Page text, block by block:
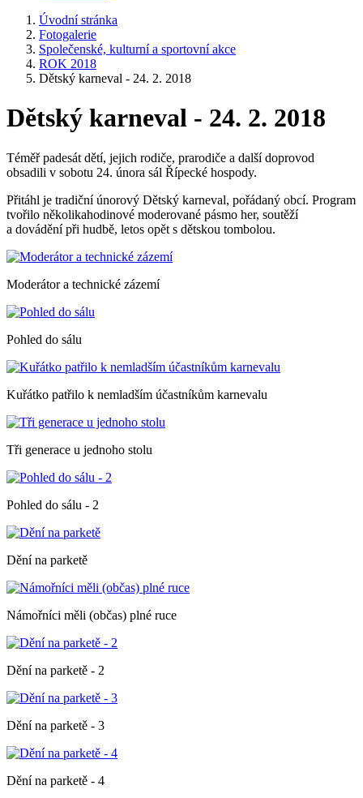
Úvodní stránka
Fotogalerie
Společenské, kulturní a sportovní akce
ROK 2018
Dětský karneval - 24. 2. 2018
Dětský karneval - 24. 2. 2018
Téměř padesát dětí, jejich rodiče, prarodiče a další doprovod
obsadili v sobotu 24. února sál Řípecké hospody.
Přitáhl je tradiční únorový Dětský karneval, pořádaný obcí. Program
tvořilo několikahodinové moderované pásmo her, soutěží
a dovádění při hudbě, letos opět s dětskou tombolou.
Moderátor a technické zázemí
Pohled do sálu
Kuřátko patřilo k nemladším účastníkům karnevalu
Tři generace u jednoho stolu
Pohled do sálu - 2
Dění na parketě
Námořníci měli (občas) plné ruce
Dění na parketě - 2
Dění na parketě - 3
Dění na parketě - 4